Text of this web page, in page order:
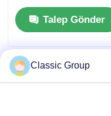
Edilmiş Baraka Özel
Talep Gönder
Classic Group